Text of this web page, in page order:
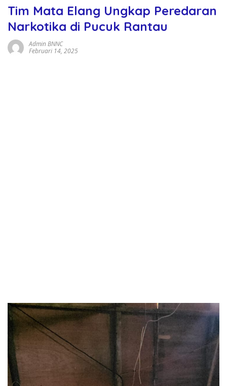
Tim Mata Elang Ungkap Peredaran
Narkotika di Pucuk Rantau
Admin BNNC
Februari 14, 2025